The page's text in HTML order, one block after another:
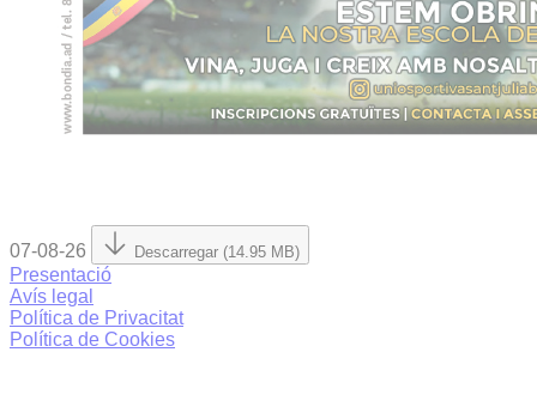
07-08-26 Descarregar (14.95 MB)
Presentació
Avís legal
Política de Privacitat
Política de Cookies